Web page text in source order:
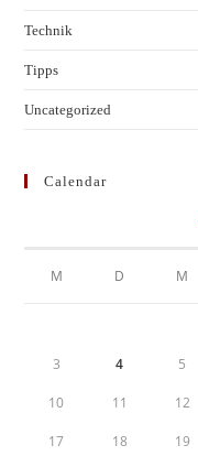
Technik
Tipps
Uncategorized
Calendar
M D M
3 4 5
10 11 12
17 18 19